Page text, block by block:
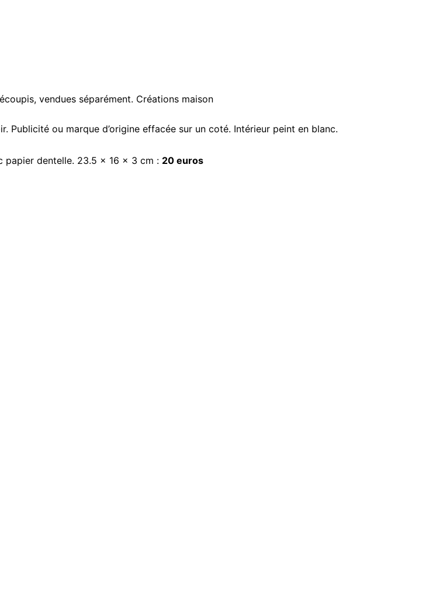
vendues séparément. Créations maison
Publicité ou marque d’origine effacée sur un coté. Intérieur peint en blanc.
papier dentelle. 23.5 x 16 x 3 cm : 20 euros